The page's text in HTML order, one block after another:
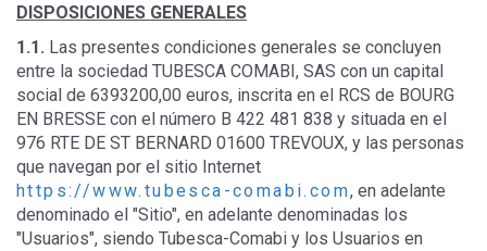
DISPOSICIONES GENERALES
1.1. Las presentes condiciones generales se concluyen
entre la sociedad TUBESCA COMABI, SAS con un capital
social de 6393200,00 euros, inscrita en el RCS de BOURG
EN BRESSE con el número B 422 481 838 y situada en el
976 RTE DE ST BERNARD 01600 TREVOUX, y las personas
que navegan por el sitio Internet
https://www.tubesca-comabi.com, en adelante
denominado el "Sitio", en adelante denominadas los
"Usuarios", siendo Tubesca-Comabi y los Usuarios en